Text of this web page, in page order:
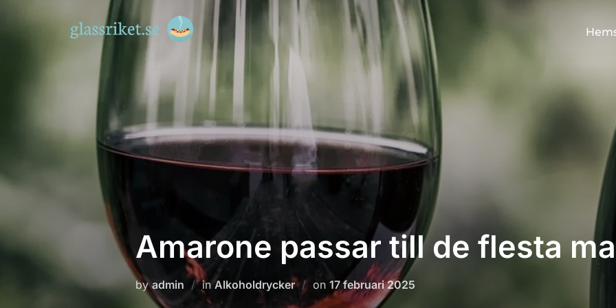
Amarone passar till de flesta
byadmin inAlkoholdrycker on Posted
on
17 februari 2025